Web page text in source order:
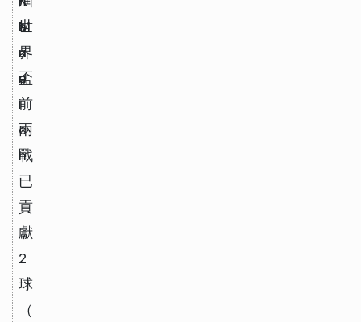
a
n
e
M
u
n
i
c
h
世
界
盃
前
兩
戰
已
貢
獻
2
球
（